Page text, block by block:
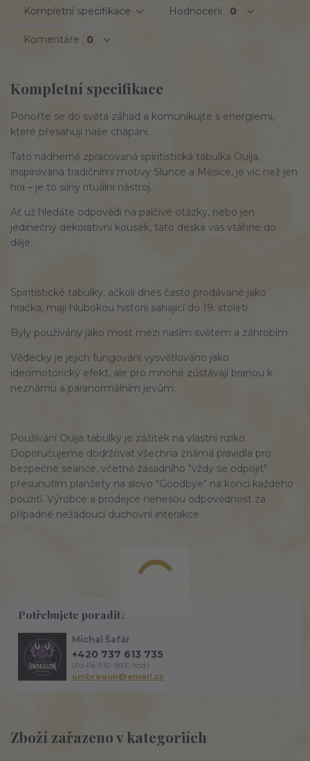
Kompletní specifikace Hodnocení 0
Komentáře 0
Kompletní specifikace
Ponořte se do světa záhad a komunikujte s energiemi,
které přesahují naše chápání.
Tato nádherně zpracovaná spiritistická tabulka Ouija,
inspirovaná tradičními motivy Slunce a Měsíce, je víc než jen
hra – je to silný rituální nástroj.
Ať už hledáte odpovědi na palčivé otázky, nebo jen
jedinečný dekorativní kousek, tato deska vás vtáhne do
děje.
Spiritistické tabulky, ačkoli dnes často prodávané jako
hračka, mají hlubokou historii sahající do 19. století.
Byly používány jako most mezi naším světem a záhrobím.
Vědecky je jejich fungování vysvětlováno jako
ideomotorický efekt, ale pro mnohé zůstávají branou k
neznámu a paranormálním jevům.
Používání Ouija tabulky je zážitek na vlastní riziko.
Doporučujeme dodržovat všechna známá pravidla pro
bezpečné seance, včetně zásadního "vždy se odpojit"
přesunutím planžety na slovo "Goodbye" na konci každého
použití. Výrobce a prodejce nenesou odpovědnost za
případné nežádoucí duchovní interakce.
Zboží zařazeno v kategoriích
Potřebujete poradit?
Michal Šafář
+420 737 613 735
(Po-Pá 9:30-18:00 hod.)
umbragon@email.cz